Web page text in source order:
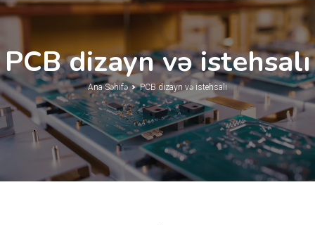
PCB dizayn və istehsalı
Ana Səhifə PCB dizayn və istehsalı